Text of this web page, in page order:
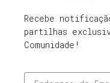
Recebe
partilhas
Comunidade!